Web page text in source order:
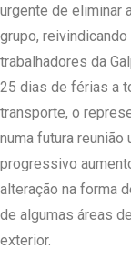
urgente de eliminar
grupo,
trabalhadores da
25 dias de férias a
transporte, o
numa futura
progressivo
alteração na forma
de algumas áreas
exterior.